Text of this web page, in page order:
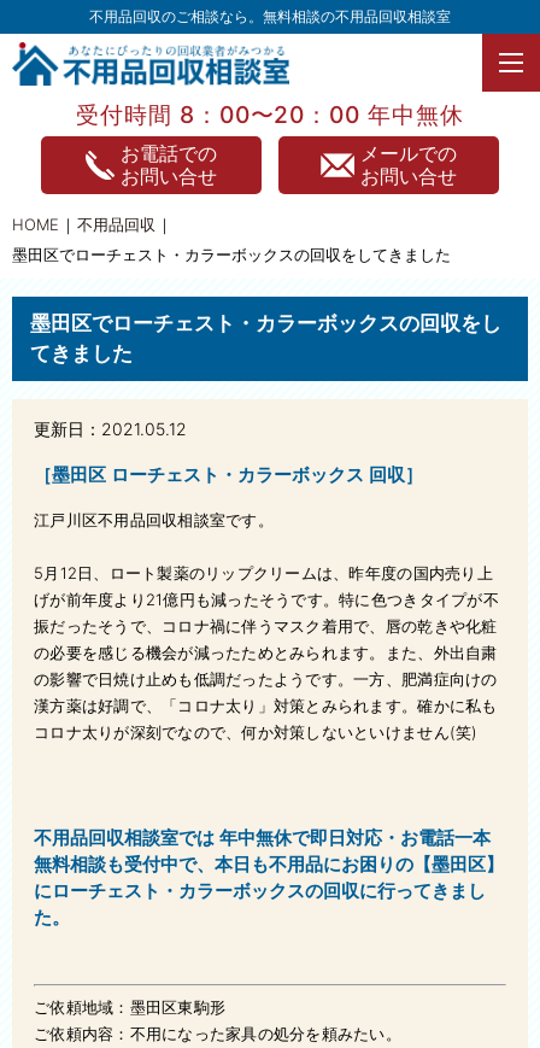
不用品回収のご相談なら。無料相談の不用品回収相談室
受付時間 8：00〜20：00 年中無休
お電話での
お問い合せ
メールでの
お問い合せ
HOME
不用品回収
墨田区でローチェスト・カラーボックスの回収をしてきました
墨田区でローチェスト・カラーボックスの回収をし
てきました
更新日：2021.05.12
［墨田区 ローチェスト・カラーボックス 回収］
江戸川区不用品回収相談室です。
5月12日、ロート製薬のリップクリームは、昨年度の国内売り上
げが前年度より21億円も減ったそうです。特に色つきタイプが不
振だったそうで、コロナ禍に伴うマスク着用で、唇の乾きや化粧
の必要を感じる機会が減ったためとみられます。また、外出自粛
の影響で日焼け止めも低調だったようです。一方、肥満症向けの
漢方薬は好調で、「コロナ太り」対策とみられます。確かに私も
コロナ太りが深刻でなので、何か対策しないといけません(笑)
不用品回収相談室では 年中無休で即日対応・お電話一本
無料相談も受付中で、 本日も不用品にお困りの【墨田区】
にローチェスト・カラーボックスの回収に行ってきまし
た。
ご依頼地域：墨田区東駒形
ご依頼内容：不用になった家具の処分を頼みたい。
TOPページ
不用品回収
不用品買取
家具処分
遺品整理
引っ越し
片付け整理
風呂釜処分
庭・ベランダ整理
エアコン処分
冷蔵庫処分
ウォーターベッド処分
自転車回収処分